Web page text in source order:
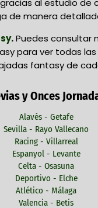
al estudio de
de manera
.Puedes consultar
para ver todas
fantasy de
y Onces
Alavés - Getafe
Sevilla - Rayo Vallecano
Racing - Villarreal
Espanyol - Levante
Celta - Osasuna
Deportivo - Elche
Atlético - Málaga
Valencia - Betis